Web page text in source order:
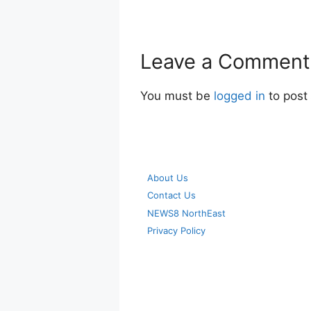
Leave a Comment
You must be logged in to post
About Us
Contact Us
NEWS8 NorthEast
Privacy Policy